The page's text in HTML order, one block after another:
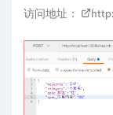
访问地址：